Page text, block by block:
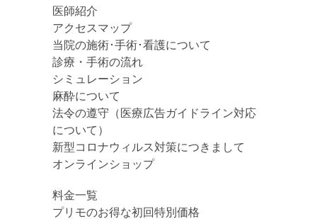
医師紹介
アクセスマップ
当院の施術･手術･看護について
診療・手術の流れ
シミュレーション
麻酔について
法令の遵守（医療広告ガイドライン対応
について）
新型コロナウィルス対策につきまして
オンラインショップ
料金一覧
プリモのお得な初回特別価格